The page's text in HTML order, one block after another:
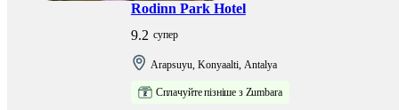
Rodinn Park Hotel
супер
9.2
Arapsuyu, Konyaalti, Antalya
Сплачуйте пізніше з Zumbara